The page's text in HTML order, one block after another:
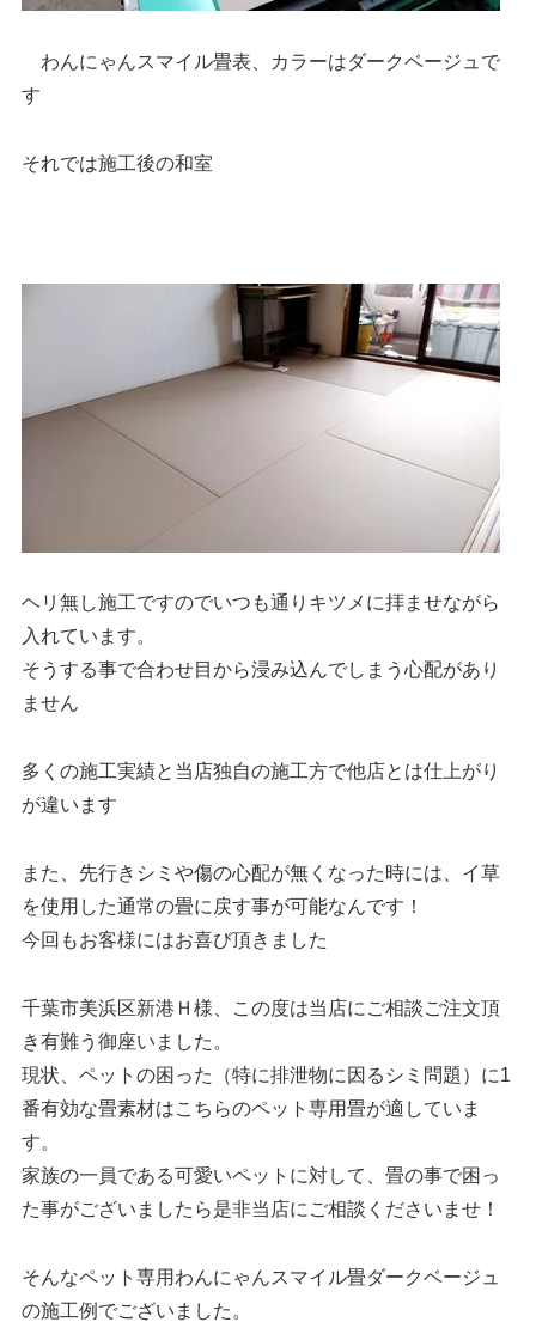
わんにゃんスマイル畳表、カラーはダークベージュで
す
それでは施工後の和室
ヘリ無し施工ですのでいつも通りキツメに拝ませながら
入れています。
そうする事で合わせ目から浸み込んでしまう心配があり
ません
多くの施工実績と当店独自の施工方で他店とは仕上がり
が違います
また、先行きシミや傷の心配が無くなった時には、イ草
を使用した通常の畳に戻す事が可能なんです！
今回もお客様にはお喜び頂きました
千葉市美浜区新港Ｈ様、この度は当店にご相談ご注文頂
き有難う御座いました。
現状、ペットの困った（特に排泄物に因るシミ問題）に1
番有効な畳素材はこちらのペット専用畳が適していま
す。
家族の一員である可愛いペットに対して、畳の事で困っ
た事がございましたら是非当店にご相談くださいませ！
そんなペット専用わんにゃんスマイル畳ダークベージュ
の施工例でございました。